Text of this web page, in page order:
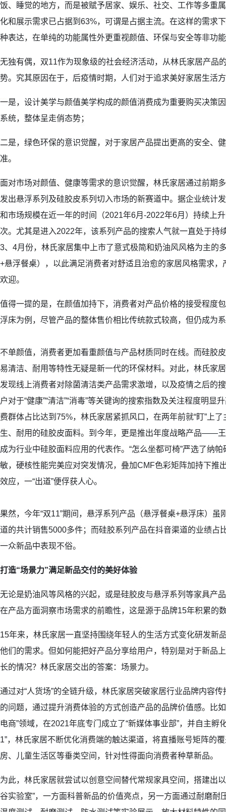
饭、睡觉的地方，而是被赋予居家、娱乐、社交、工作等多重
化和展示需求已占据到63%，可谓是占据主流。在这样的需求
种表达，在单纯的功能属性外更重视颜值、环保与安全等非功
无独有偶，双11作为现象级的社会经济活动，从林氏家居产品
势。究其原因在于，后疫情时期，人们对于追求美好家居生活
一是，设计美学与颜值美学构成的颜值消费成为重要购买决策
系统，整体呈走俏态势；
二是，绿色环保的意识觉醒，对于家居产品提出更高的安全、
准。
面对市场对颜值、健康等需求的意识觉醒，林氏家居通过前期
发出悬浮系列及硅胶皮系列切入市场的新赛道中。据企业统计
和市场规模在近一年的时间（2021年6月-2022年6月）持续上
次。尤其是进入2022年，该系列产品的搜索人气就一直处于持
3、4月份，林氏家居集中上市了意式极简和奶油风风格为主的
+悬浮餐桌），以此满足消费者对舒适且治愈的家居风格需求
欢迎。
值得一提的是，在颜值加持下，消费者对产品价格的接受程度
浮床为例，尽管产品的整体售价相比传统款式较高，但仍成为
不单颜值，消费者更加看重颜值与产品材质同时在线。而硅胶
易清洁、耐用等特性无疑是新一代的环保材料。对此，林氏家
发现线上消费者对除菌清洁类产品需求激增，以及疫情之后的
户对于“健康”“清洁”“消毒”等关键询的搜索指数及关注程度明显
费群体占比达到75%，林氏家居紧抓风口，在两年前就“盯”上
生、耐用的硅胶皮面料。到今年，更是推出年度战略产品——王
成为行业中硅胶面料应用的代表作。“怎么坐都可椅”严选了纳
敏，硬核性能完美应对突发情况，叠加CMF色彩矩阵加持下推
效应，一“出道”便俘获人心。
果然，今年“双11”期间，悬浮系列产品（悬浮餐桌+悬浮床）虽
道的共计销售5000多件；而硅胶系列产品在抖音渠道的业绩占
一众新品中表现不俗。
打造“场景力”满足新品交付的美好体验
无论是奶油风等风格的兴起，或是硅胶皮与悬浮系列等家具产
在产品方面洞察市场需求的前瞻性，这是源于品牌15年积累的
15年来，林氏家居一直坚持围绕年轻人的生活方式变化研发新
他们的需求。但如何能把好产品分享给用户，特别是对于新品
长的情况？林氏家居交出的答案：场景力。
通过对“人货场”的全链升级，林氏家居突破家居行业品牌内容
的问题，通过提升消费体验的方式创造产品的品牌价值感。比
电商”领域，在2021年底专门成立了“新媒体事业部”，并自主孵
1”，林氏家居不断优化消费端的触达渠道，将直播账号矩阵的
房、儿童生活区等垂类空间，针对性得面向消费者种草新品。
为此，林氏家居就尝试以创意空间替代常规家具空间，搭建出
谷实验室”，一方面科普新品的价值亮点，另一方面通过耐磨耐